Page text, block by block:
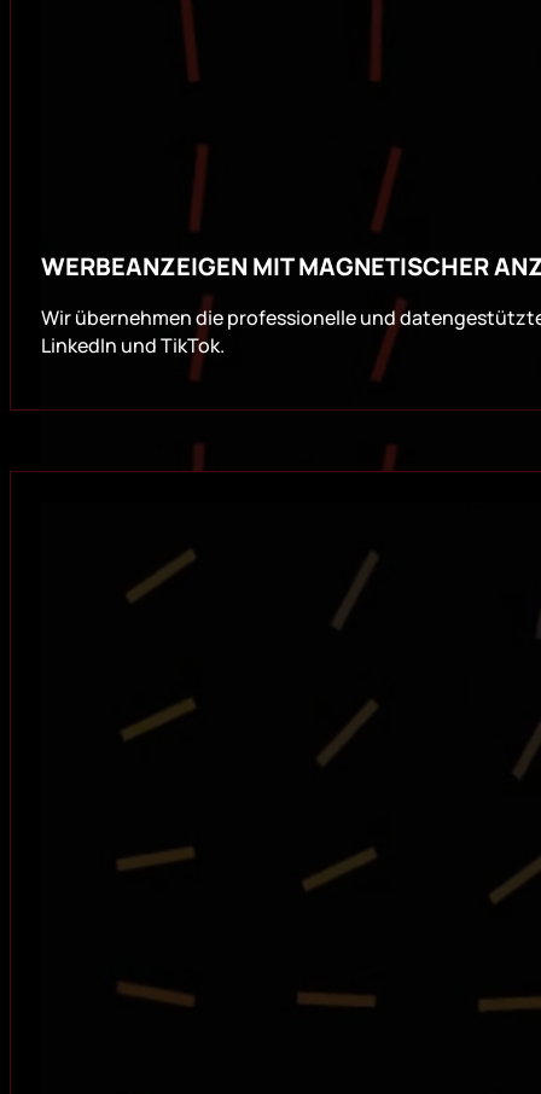
WERBEANZEIGEN MIT MAGNETISCHER
Wir übernehmen die professionelle und
LinkedIn und TikTok.